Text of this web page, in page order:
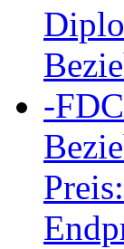
Preis: